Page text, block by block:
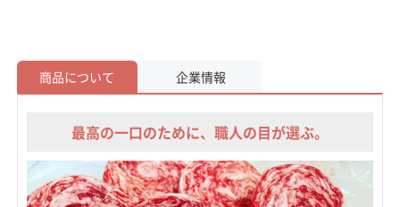
商品について 企業情報
最高の一口のために、職人の目が選ぶ。